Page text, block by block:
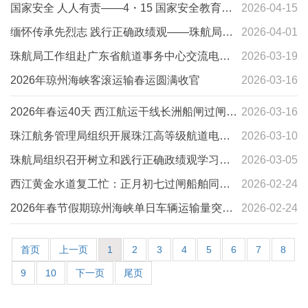
道建设调研 2026-04-15
国家安全 人人有责——4・15 国家安全教育日
普法宣传 2026-04-01
缅怀传承先烈志 践行正确政绩观——珠航局海
峡办联合南海救助局海口基地开展主题党日活
动
2026-03-19
珠航局工作组赴广东省航道事务中心交流电子
航道“一张图”建设工作 2026-03-16
2026年琼州海峡客滚运输春运圆满收官
2026-03-16
2026年春运40天 西江航运干线长洲船闸过闸货
运量同比增长29% 2026-03-10
珠江航务管理局组织开展珠江高等级航道电子
航道“一张图”调研 2026-03-05
珠航局组织召开树立和践行正确政绩观学习教
育动员部署会 2026-02-24
西江黄金水道复工忙：正月初七过闸船舶同比
增长8成、货运量激增2.5倍 2026-02-24
2026年春节假期琼州海峡单日车辆运输量突破4
首页 上一页 1 2 3 4 5 6 7 8
9 10 下一页 尾页